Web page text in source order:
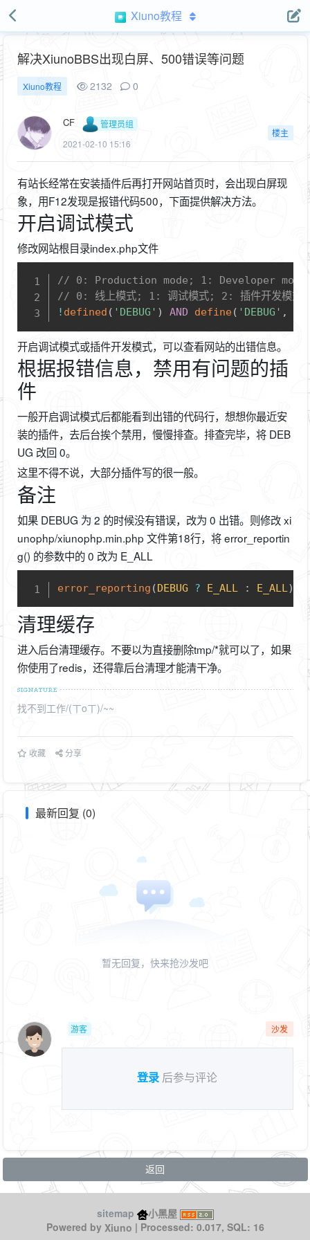
Xiuno教程
解决XiunoBBS出现白屏、500错误等问题
Xiuno教程 2132 0
CF
管理员组
2021-02-10 15:16
楼主
有站长经常在安装插件后再打开网站首页时，会出现白屏现
象，用F12发现是报错代码500，下面提供解决方法。
开启调试模式
修改网站根目录index.php文件
// 0: Production mode; 1: Developer
// 0: 线上模式; 1: 调试模式; 2: 插件开发模式;
! defined ( 'DEBUG' ) AND define( 'DEBUG' ,
开启调试模式或插件开发模式，可以查看网站的出错信息。
根据报错信息，禁用有问题的插
件
一般开启调试模式后都能看到出错的代码行，想想你最近安
装的插件，去后台挨个禁用，慢慢排查。排查完毕，将 DEB
UG 改回 0。
这里不得不说，大部分插件写的很一般。
备注
如果 DEBUG 为 2 的时候没有错误，改为 0 出错。则修改 xi
unophp/xiunophp.min.php 文件第18行，将 error_reportin
g() 的参数中的 0 改为 E_ALL
error_reporting (DEBUG ? E_ALL : E_ALL)
Copy
清理缓存
进入后台清理缓存。不要以为直接删除tmp/*就可以了，如果
你使用了redis，还得靠后台清理才能清干净。
找不到工作/(ㄒoㄒ)/~~
收藏 分享
最新回复 (0)
暂无回复，快来抢沙发吧
游客 沙发
登录 后参与评论
返回
sitemap
小黑屋
Powered by Xiuno | Processed: 0.017, SQL: 16